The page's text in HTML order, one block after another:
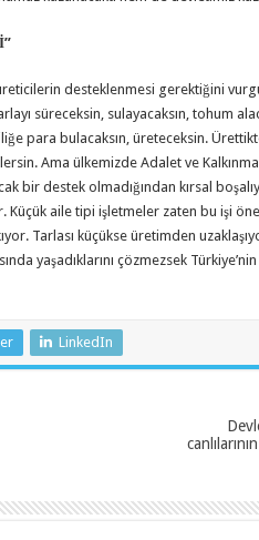
desteklenmesi gerektiğini
süreceksin, sulayacaksın, tohum
para bulacaksın, üreteceksin.
Ama ülkemizde Adalet ve
bir destek olmadığından kırsal
aile tipi işletmeler zaten bu işi
Tarlası küçükse üretimden
yaşadıklarını çözmezsek
LinkedIn